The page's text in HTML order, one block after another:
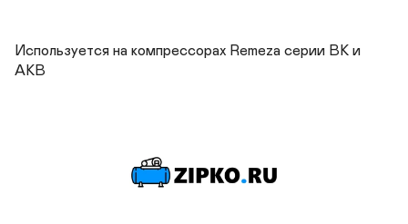
Используется на компрессорах Remeza cерии ВК и
АКВ